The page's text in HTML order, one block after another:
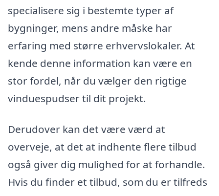
specialisere sig i bestemte typer af
bygninger, mens andre måske har
erfaring med større erhvervslokaler. At
kende denne information kan være en
stor fordel, når du vælger den rigtige
vinduespudser til dit projekt.
Derudover kan det være værd at
overveje, at det at indhente flere tilbud
også giver dig mulighed for at forhandle.
Hvis du finder et tilbud, som du er tilfreds